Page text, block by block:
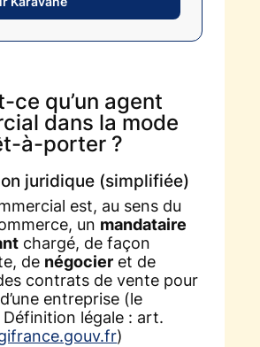
ce qu’un agent
dans la mode
à-porter ?
juridique (simplifiée)
est, au sens du
un mandataire
chargé, de façon
de négocier et de
contrats de vente pour
entreprise (le
Définition légale : art.
)